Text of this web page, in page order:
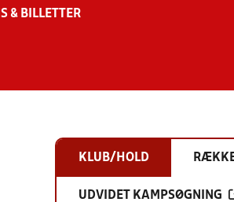
& BILLETTER
KLUB/HOLD
UDVIDET KAMPSØGNING